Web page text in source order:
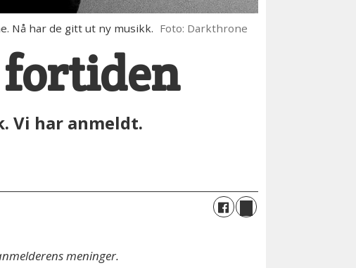
Nå har de gitt ut ny musikk. Foto: Darkthrone
fortiden
Vi har anmeldt.
meninger.